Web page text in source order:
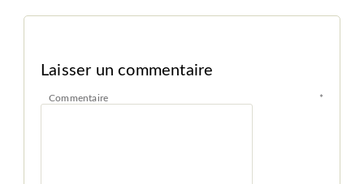
Laisser un commentaire
Commentaire *